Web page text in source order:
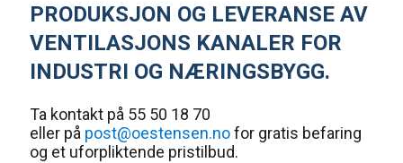
PRODUKSJON OG LEVERANSE AV
VENTILASJONS KANALER FOR
INDUSTRI OG NÆRINGSBYGG.
Ta kontakt på 55 50 18 70
eller på post@oestensen.nofor gratis befaring
og et uforpliktende pristilbud.